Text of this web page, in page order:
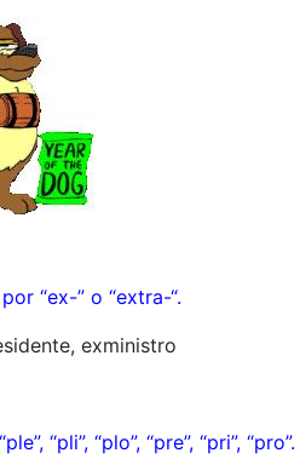
“ex-” o “extra-“.
exministro
“pli”, “plo”, “pre”, “pri”, “pro”.